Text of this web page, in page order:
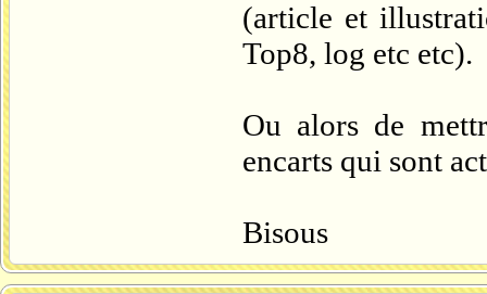
(article et
Top8, log etc etc).
Ou alors de
encarts qui sont
Bisous